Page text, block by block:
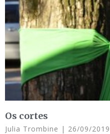
Os cortes
Julia Trombine 26/09/2019